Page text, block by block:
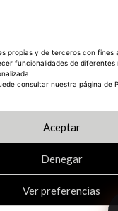
propias y de terceros con fines
funcionalidades de diferentes
consultar nuestra página de
Aceptar
Denegar
Ver preferencias